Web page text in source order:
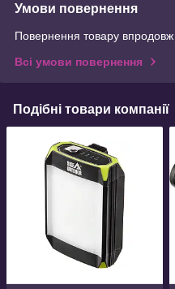
Умови повернення
Повернення товару впродовж
Всі умови повернення
Подібні товари компанії